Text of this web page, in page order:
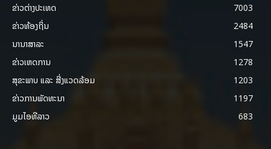
ຂ່າວຕ່າງປະເທດ
7003
ຂ່າວທ້ອງຖິ່ນ
2484
ນານາສາລະ
1547
ຂ່າວເຫດການ
1278
ສຸຂະພາບ ແລະ ສີ່ງແວດລ້ອມ
1203
ຂ່າວການພັດທະນາ
1197
ມູມໄອທີລາວ
683